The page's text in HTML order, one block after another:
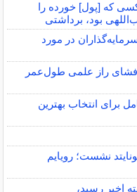
که [پول] خورده را
بود، برداشتی
در مورد
۱۲۵ ساله شد؛ افشای راز علمی طول‌عمر
برای انتخاب بهترین
نشست؛ رویایم